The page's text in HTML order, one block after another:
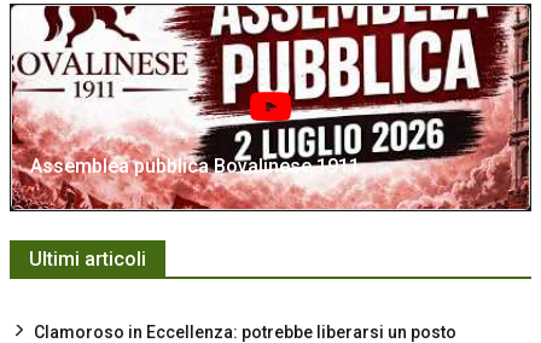
Assemblea pubblica Bovalinese 1911
Ultimi articoli
Clamoroso in Eccellenza: potrebbe liberarsi un posto